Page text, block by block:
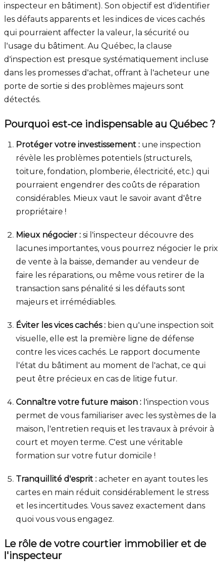
inspecteur en bâtiment). Son objectif est d'identifier
les défauts apparents et les indices de vices cachés
qui pourraient affecter la valeur, la sécurité ou
l'usage du bâtiment. Au Québec, la clause
d'inspection est presque systématiquement incluse
dans les promesses d'achat, offrant à l'acheteur une
porte de sortie si des problèmes majeurs sont
détectés.
Pourquoi est-ce indispensable au Québec ?
Protéger votre investissement : une inspection
révèle les problèmes potentiels (structurels,
toiture, fondation, plomberie, électricité, etc.) qui
pourraient engendrer des coûts de réparation
considérables. Mieux vaut le savoir avant d'être
propriétaire !
Mieux négocier : si l'inspecteur découvre des
lacunes importantes, vous pourrez négocier le prix
de vente à la baisse, demander au vendeur de
faire les réparations, ou même vous retirer de la
transaction sans pénalité si les défauts sont
majeurs et irrémédiables.
Éviter les vices cachés : bien qu'une inspection soit
visuelle, elle est la première ligne de défense
contre les vices cachés. Le rapport documente
l'état du bâtiment au moment de l'achat, ce qui
peut être précieux en cas de litige futur.
Connaître votre future maison : l'inspection vous
permet de vous familiariser avec les systèmes de la
maison, l'entretien requis et les travaux à prévoir à
court et moyen terme. C'est une véritable
formation sur votre futur domicile !
Tranquillité d'esprit : acheter en ayant toutes les
cartes en main réduit considérablement le stress
et les incertitudes. Vous savez exactement dans
quoi vous vous engagez.
Le rôle de votre courtier immobilier et de
l'inspecteur